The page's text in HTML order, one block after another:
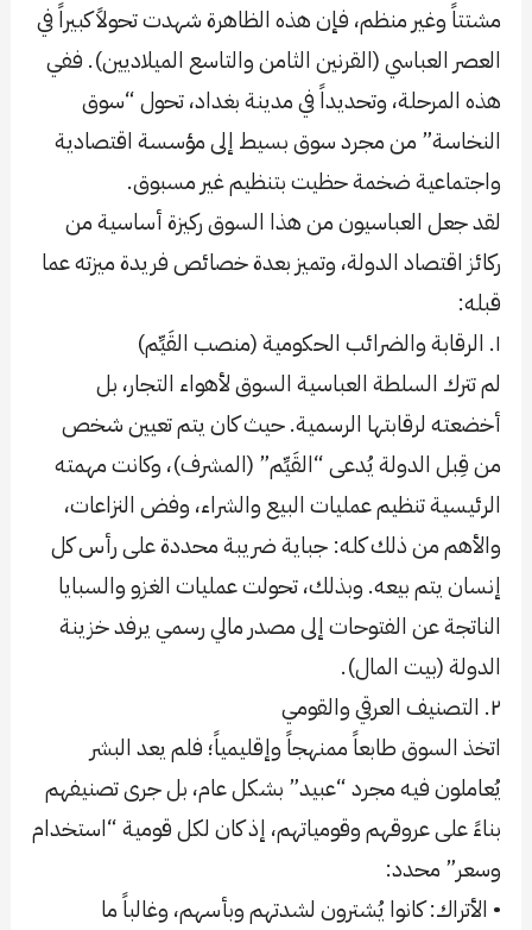
مشتتاً وغير منظم، فإن هذه الظاهرة شهدت تحولاً كبيراً في
العصر العباسي (القرنين الثامن والتاسع الميلاديين). ففي
هذه المرحلة، وتحديداً في مدينة بغداد، تحول “سوق
النخاسة” من مجرد سوق بسيط إلى مؤسسة اقتصادية
واجتماعية ضخمة حظيت بتنظيم غير مسبوق.
لقد جعل العباسيون من هذا السوق ركيزة أساسية من
ركائز اقتصاد الدولة، وتميز بعدة خصائص فريدة ميزته عما
قبله:
١. الرقابة والضرائب الحكومية (منصب القَيِّم)
لم تترك السلطة العباسية السوق لأهواء التجار، بل
أخضعته لرقابتها الرسمية. حيث كان يتم تعيين شخص
من قِبل الدولة يُدعى “القَيِّم” (المشرف)، وكانت مهمته
الرئيسية تنظيم عمليات البيع والشراء، وفض النزاعات،
والأهم من ذلك كله: جباية ضريبة محددة على رأس كل
إنسان يتم بيعه. وبذلك، تحولت عمليات الغزو والسبايا
الناتجة عن الفتوحات إلى مصدر مالي رسمي يرفد خزينة
الدولة (بيت المال).
٢. التصنيف العرقي والقومي
اتخذ السوق طابعاً ممنهجاً وإقليمياً؛ فلم يعد البشر
يُعاملون فيه مجرد “عبيد” بشكل عام، بل جرى تصنيفهم
بناءً على عروقهم وقومياتهم، إذ كان لكل قومية “استخدام
وسعر” محدد:
• الأتراك: كانوا يُشترون لشدتهم وبأسهم، وغالباً ما